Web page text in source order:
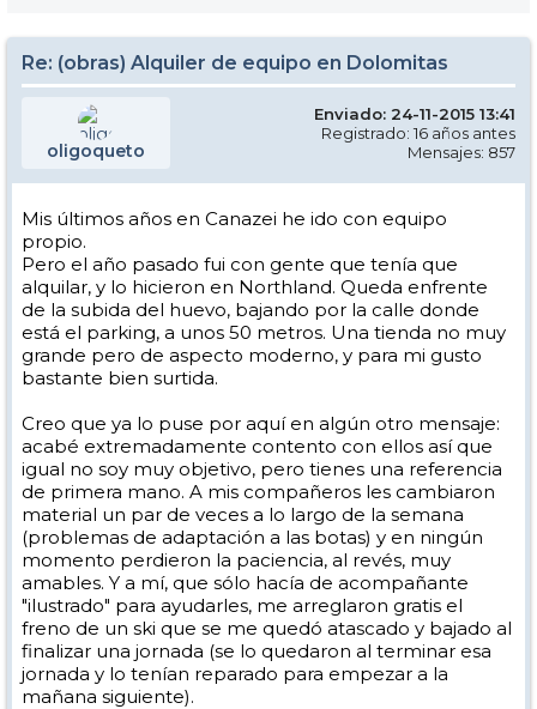
Re: (obras) Alquiler de equipo en Dolomitas
oligoqueto
Enviado: 24-11-2015 13:41
Registrado: 16 años antes
Mensajes: 857
Mis últimos años en Canazei he ido con equipo
propio.
Pero el año pasado fui con gente que tenía que
alquilar, y lo hicieron en Northland. Queda enfrente
de la subida del huevo, bajando por la calle donde
está el parking, a unos 50 metros. Una tienda no muy
grande pero de aspecto moderno, y para mi gusto
bastante bien surtida.
Creo que ya lo puse por aquí en algún otro mensaje:
acabé extremadamente contento con ellos así que
igual no soy muy objetivo, pero tienes una referencia
de primera mano. A mis compañeros les cambiaron
material un par de veces a lo largo de la semana
(problemas de adaptación a las botas) y en ningún
momento perdieron la paciencia, al revés, muy
amables. Y a mí, que sólo hacía de acompañante
"ilustrado" para ayudarles, me arreglaron gratis el
freno de un ski que se me quedó atascado y bajado al
finalizar una jornada (se lo quedaron al terminar esa
jornada y lo tenían reparado para empezar a la
mañana siguiente).